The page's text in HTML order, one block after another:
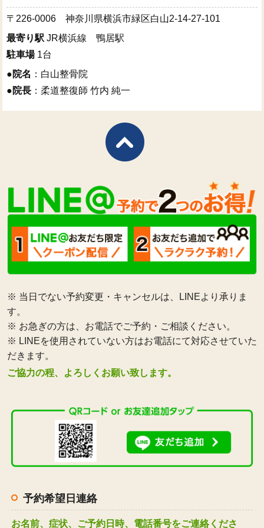
〒226-0006 神奈川県横浜市緑区白山2-14-27-101
最寄り駅 JR横浜線 鴨居駅
駐車場1台
●院名 ：白山整骨院
●院長 ：柔道整復師 竹内 純一
※ 当日でない予約変更・キャンセルは、LINEより承りま
す。
※ お急ぎの方は、お電話でご予約・ご相談ください。
※ LINEを使用されていない方はお電話にて対応させていた
だきます。
ご協力の程、よろしくお願い致します。
予約希望日連絡
お名前、症状、ご予約日時、電話番号をご連絡くださ